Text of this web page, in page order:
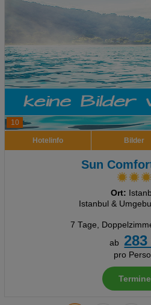
10
Hotelinfo Bilder
Sun
Ort:
Istanbul &
7 Tage,
ab
283
pro
Termine